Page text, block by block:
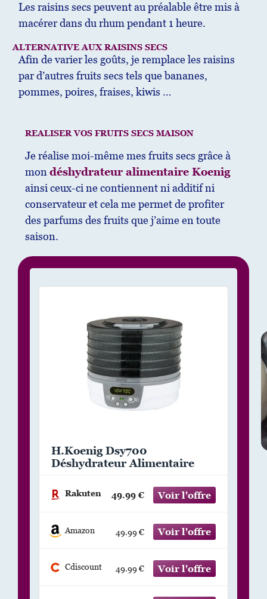
Les raisins secs peuvent au préalable être mis à
macérer dans du rhum pendant 1 heure.
ALTERNATIVE AUX RAISINS SECS
Afin de varier les goûts, je remplace les raisins
par d’autres fruits secs tels que bananes,
pommes, poires, fraises, kiwis …
REALISER VOS FRUITS SECS MAISON
Je réalise moi-même mes fruits secs grâce à
mondéshydrateur alimentaire Koenig
ainsi ceux-ci ne contiennent ni additif ni
conservateur et cela me permet de profiter
des parfums des fruits que j’aime en toute
saison.
H.Koenig Dsy700
Déshydrateur Alimentaire
Rakuten 49.99 €
Amazon 49.99 €
Cdiscount 49.99 €